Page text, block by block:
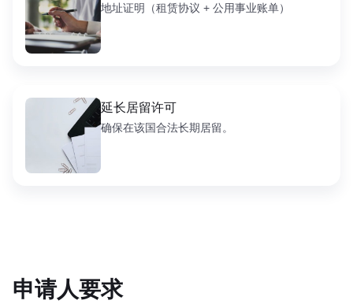
地址证明（租赁协议 + 公用事业账单）
延长居留许可
确保在该国合法长期居留。
申请人要求